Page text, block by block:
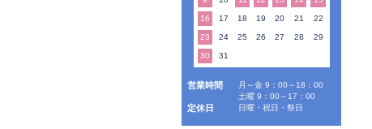
16 17 18 19 20 21 22
23 24 25 26 27 28 29
30 31
営業時間
月～金 9：00～18：00
土曜 9：00～17：00
定休日 日曜・祝日・祭日